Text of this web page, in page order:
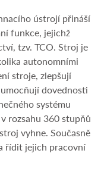
ústrojí přináší
funkce, jejichž
tzv. TCO. Stroj je
autonomními
stroje, zlepšují
dovednosti
systému
rozsahu 360 stupňů
vyhne. Současně
řídit jejich pracovní